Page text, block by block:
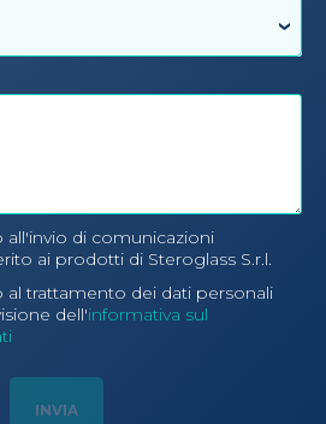
all'invio di comunicazioni
ai prodotti di Steroglass S.r.l.
al trattamento dei dati personali
dell'informativa sul